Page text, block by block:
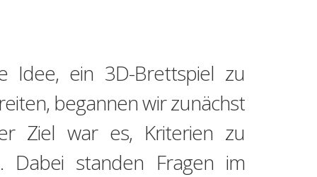
Idee, ein 3D-Brettspiel zu
begannen wir zunächst
Ziel war es, Kriterien zu
Dabei standen Fragen im